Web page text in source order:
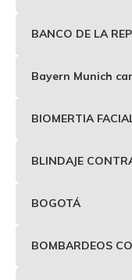
BANCO DE LA
Bayern Munich
BIOMERTIA
BLINDAJE
BOGOTÁ
BOMBARDEOS